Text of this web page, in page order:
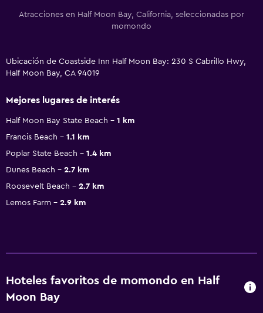
Atracciones en Half Moon Bay, California, seleccionadas por
momondo
Ubicación de Coastside Inn Half Moon Bay: 230 S Cabrillo Hwy,
Half Moon Bay, CA 94019
Mejores lugares de interés
Half Moon Bay State Beach
1 km
Francis Beach
1.1 km
Poplar State Beach
1.4 km
Dunes Beach
2.7 km
Roosevelt Beach
2.7 km
Lemos Farm
2.9 km
Hoteles favoritos de momondo en Half
Moon Bay